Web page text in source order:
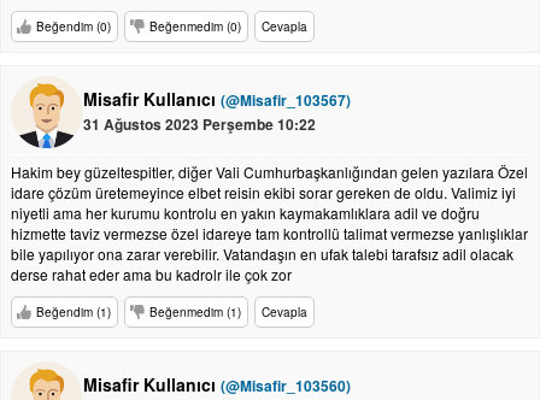
Beğendim (0) Beğenmedim (0) Cevapla
Misafir Kullanıcı (@Misafir_103567)
31 Ağustos 2023 Perşembe 10:22
Hakim bey güzeltespitler, diğer Vali Cumhurbaşkanlığından gelen yazılara Özel
idare çözüm üretemeyince elbet reisin ekibi sorar gereken de oldu. Valimiz iyi
niyetli ama her kurumu kontrolu en yakın kaymakamlıklara adil ve doğru
hizmette taviz vermezse özel idareye tam kontrollü talimat vermezse yanlışlıklar
bile yapılıyor ona zarar verebilir. Vatandaşın en ufak talebi tarafsız adil olacak
derse rahat eder ama bu kadrolr ile çok zor
Beğendim (1) Beğenmedim (1) Cevapla
Misafir Kullanıcı (@Misafir_103560)